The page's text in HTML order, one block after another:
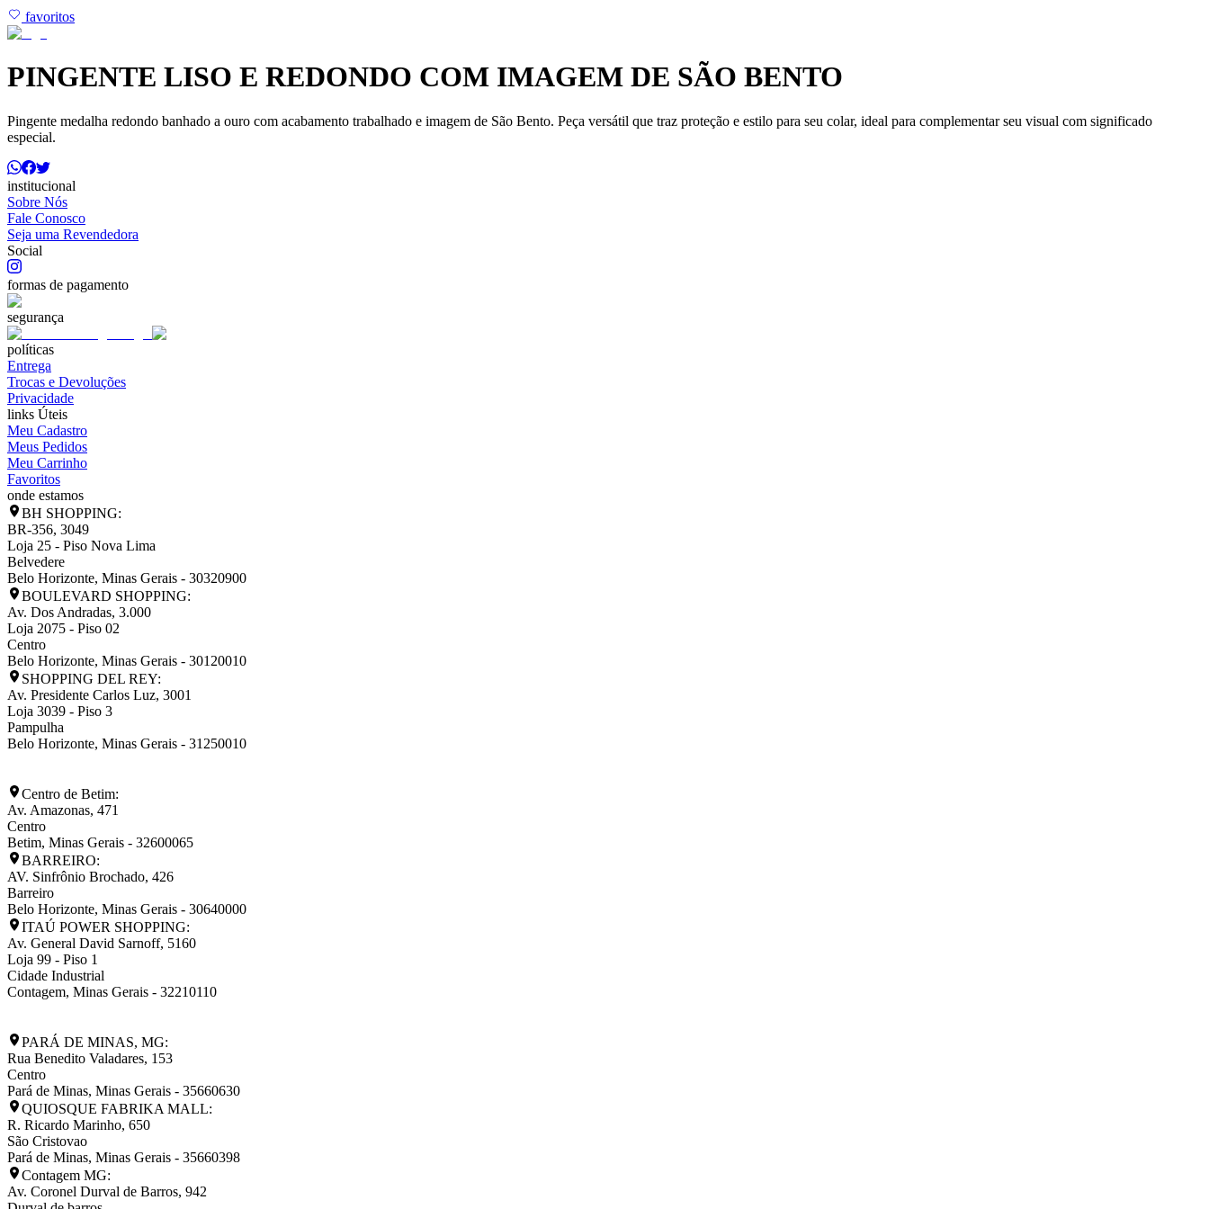
favoritos
PINGENTE LISO E REDONDO COM IMAGEM DE SÃO BENTO
Pingente medalha redondo banhado a ouro com acabamento trabalhado e imagem de São Bento. Peça versátil que traz proteção e estilo para seu colar, ideal para complementar seu visual com significado
especial.
institucional
Sobre Nós
Fale Conosco
Seja uma Revendedora
Social
formas de pagamento
segurança
políticas
Entrega
Trocas e Devoluções
Privacidade
links Úteis
Meu Cadastro
Meus Pedidos
Meu Carrinho
Favoritos
onde estamos
BH SHOPPING:
BR-356, 3049
Loja 25 - Piso Nova Lima
Belvedere
Belo Horizonte, Minas Gerais - 30320900
BOULEVARD SHOPPING:
Av. Dos Andradas, 3.000
Loja 2075 - Piso 02
Centro
Belo Horizonte, Minas Gerais - 30120010
SHOPPING DEL REY:
Av. Presidente Carlos Luz, 3001
Loja 3039 - Piso 3
Pampulha
Belo Horizonte, Minas Gerais - 31250010
Centro de Betim:
Av. Amazonas, 471
Centro
Betim, Minas Gerais - 32600065
BARREIRO:
AV. Sinfrônio Brochado, 426
Barreiro
Belo Horizonte, Minas Gerais - 30640000
ITAÚ POWER SHOPPING:
Av. General David Sarnoff, 5160
Loja 99 - Piso 1
Cidade Industrial
Contagem, Minas Gerais - 32210110
PARÁ DE MINAS, MG:
Rua Benedito Valadares, 153
Centro
Pará de Minas, Minas Gerais - 35660630
QUIOSQUE FABRIKA MALL:
R. Ricardo Marinho, 650
São Cristovao
Pará de Minas, Minas Gerais - 35660398
Contagem MG:
Av. Coronel Durval de Barros, 942